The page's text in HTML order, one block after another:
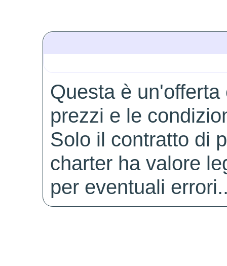
Questa è
prezzi e le
Solo il contratto di
charter ha valore
per eventuali